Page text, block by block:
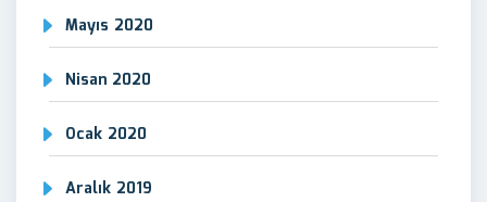
Mayıs 2020
Nisan 2020
Ocak 2020
Aralık 2019